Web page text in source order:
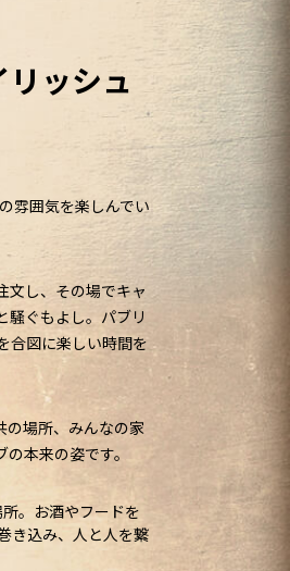
リッシュ
雰囲気を楽しんでい
文し、その場でキャ
騒ぐもよし。パブリ
合図に楽しい時間を
場所、みんなの家
本来の姿です。
。お酒やフードを
き込み、人と人を繋